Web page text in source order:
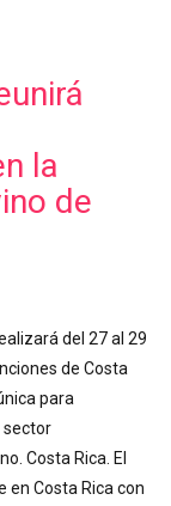
la
de
del 27 al 29
de Costa
para
sector
Costa Rica. El
en Costa Rica con